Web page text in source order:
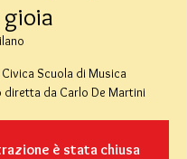
Scuola di Musica
diretta da Carlo De Martini
è stata chiusa